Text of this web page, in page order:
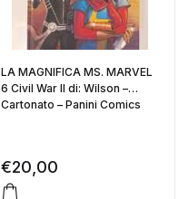
LA MAGNIFICA MS. MARVEL
6 Civil War II di: Wilson –
Cartonato – Panini Comics
€20,00